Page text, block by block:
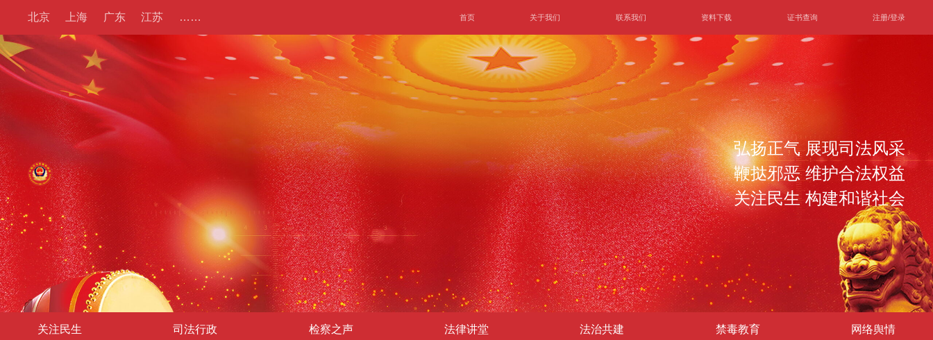
北京 上海 广东 江苏 …… 首页 关于我们 联系我们 资料下载 证书查询 注册/登录
弘扬正气 展现司法风采
鞭挞邪恶 维护合法权益
关注民生 构建和谐社会
关注民生 司法行政 检察之声 法律讲堂 法治共建 禁毒教育 网络舆情